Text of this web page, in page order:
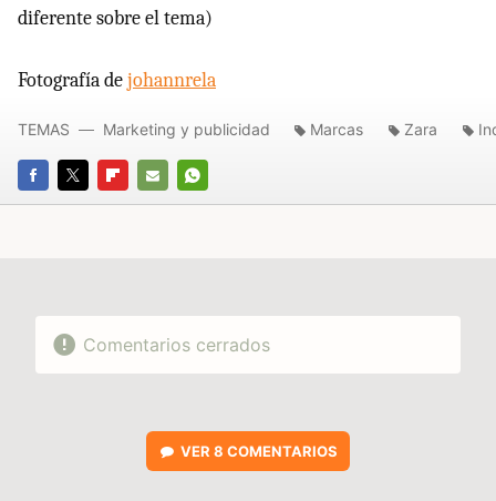
diferente sobre el tema)
Fotografía dejohannrela
FACEBOOK
TWITTERFLIPBOARD
E-
WHATSAPP
TEMAS Marketing y publicidad Marcas Zara
Comentarios cerrados
VER 8 COMENTARIOS